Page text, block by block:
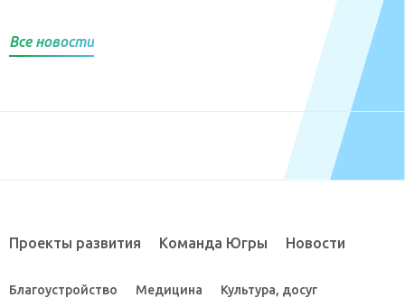
Все новости
Проекты развития Команда Югры Новости
Благоустройство Медицина
Культура, досуг